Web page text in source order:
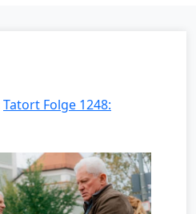
Tatort Folge 1248: